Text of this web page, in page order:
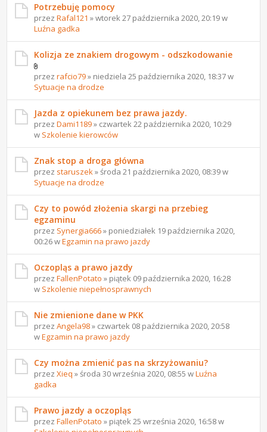
Potrzebuję pomocy
przezRafal121 » wtorek 27 października 2020, 20:19 w
Luźna gadka
Kolizja ze znakiem drogowym - odszkodowanie
przezrafcio79» niedziela 25 października 2020, 18:37 w
Sytuacje na drodze
Jazda z opiekunem bez prawa jazdy.
przezDami1189» czwartek 22 października 2020, 10:29
w Szkolenie kierowców
Znak stop a droga główna
przez staruszek » środa 21 października 2020, 08:39 w
Sytuacje na drodze
Czy to powód złożenia skargi na przebieg
egzaminu
przez Synergia666» poniedziałek 19 października 2020,
00:26 wEgzamin na prawo jazdy
Oczopląs a prawo jazdy
przezFallenPotato » piątek 09 października 2020, 16:28
w Szkolenie niepełnosprawnych
Nie zmienione dane w PKK
przezAngela98» czwartek 08 października 2020, 20:58
wEgzamin na prawo jazdy
Czy można zmienić pas na skrzyżowaniu?
przezXieq » środa 30 września 2020, 08:55 wLuźna
gadka
Prawo jazdy a oczopląs
przezFallenPotato » piątek 25 września 2020, 16:58 w